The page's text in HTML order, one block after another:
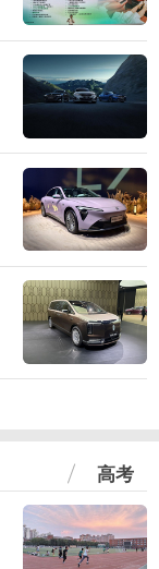
高考